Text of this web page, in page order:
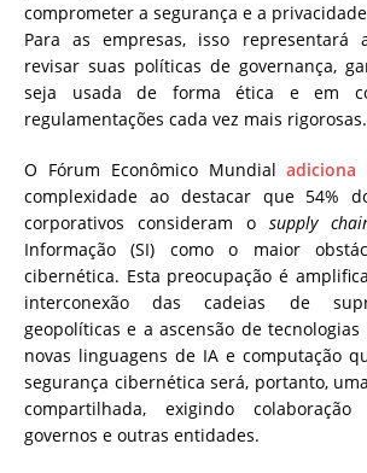
comprometer a segurança e a
Para as empresas, isso representará
revisar suas políticas de governança,
seja usada de forma ética e em
regulamentações cada vez mais rigorosas.
O Fórum Econômico Mundialadiciona
complexidade ao destacar que 54%
corporativos consideram o supply
Informação (SI) como o maior
cibernética. Esta preocupação é
interconexão das cadeias de
geopolíticas e a ascensão de tecnologias
novas linguagens de IA e computação
segurança cibernética será, portanto,
compartilhada, exigindo
governos e outras entidades.